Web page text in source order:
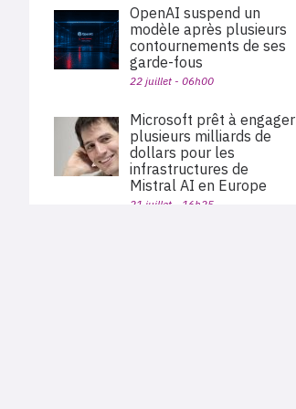
OpenAI suspend un
modèle après plusieurs
contournements de ses
garde-fous
22 juillet - 06h00
Microsoft prêt à engager
plusieurs milliards de
dollars pour les
infrastructures de
Mistral AI en Europe
21 juillet - 16h25